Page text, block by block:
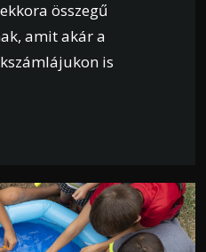
összegű
amit akár a
is